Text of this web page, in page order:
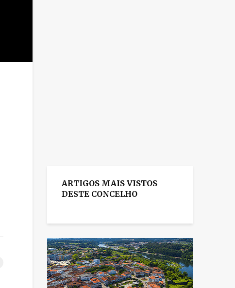
ARTIGOS MAIS VISTOS
DESTE CONCELHO